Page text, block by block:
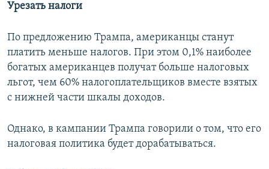
Урезать налоги
По предложению Трампа, американцы станут
платить меньше налогов. При этом 0,1% наиболее
богатых американцев получат больше налоговых
льгот, чем 60% налогоплательщиков вместе взятых
с нижней части шкалы доходов.
Однако, в кампании Трампа говорили о том, что его
налоговая политика будет дорабатываться.